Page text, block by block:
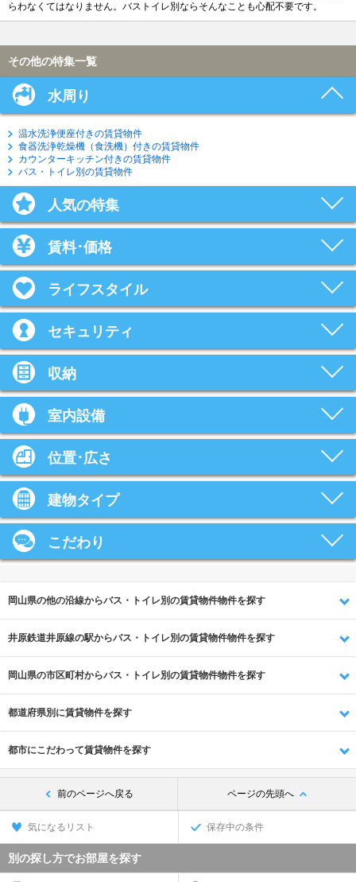
らわなくてはなりません。バストイレ別ならそんなことも心配不要です。
その他の特集一覧
水周り
温水洗浄便座付きの賃貸物件
食器洗浄乾燥機（食洗機）付きの賃貸物件
カウンターキッチン付きの賃貸物件
バス・トイレ別の賃貸物件
人気の特集
賃料･価格
ライフスタイル
セキュリティ
収納
室内設備
位置･広さ
建物タイプ
こだわり
岡山県の他の沿線からバス・トイレ別の賃貸物件物件を探す
井原鉄道井原線の駅からバス・トイレ別の賃貸物件物件を探す
岡山県の市区町村からバス・トイレ別の賃貸物件物件を探す
都道府県別に賃貸物件を探す
都市にこだわって賃貸物件を探す
前のページへ戻る ページの先頭へ
気になるリスト 保存中の条件
別の探し方でお部屋を探す